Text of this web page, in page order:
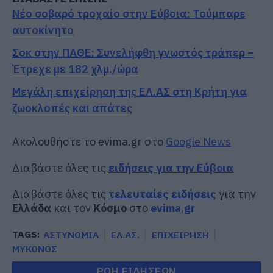
Νέο σοβαρό τροχαίο στην Εύβοια: Τούμπαρε
αυτοκίνητο
Σοκ στην ΠΑΘΕ: Συνελήφθη γνωστός τράπερ –
Έτρεχε με 182 χλμ./ώρα
Μεγάλη επιχείρηση της ΕΛ.ΑΣ στη Κρήτη για
ζωοκλοπές και απάτες
Ακολουθήστε το evima.gr στο Google News
Διαβάστε όλες τις ειδήσεις για την Εύβοια
Διαβάστε όλες τις τελευταίες ειδήσεις για την
Ελλάδα και τον Κόσμο στο evima.gr
TAGS: ΑΣΤΥΝΟΜΙΑ ΕΛ.ΑΣ.
ΕΠΙΧΕΙΡΗΣΗ
ΜΥΚΟΝΟΣ